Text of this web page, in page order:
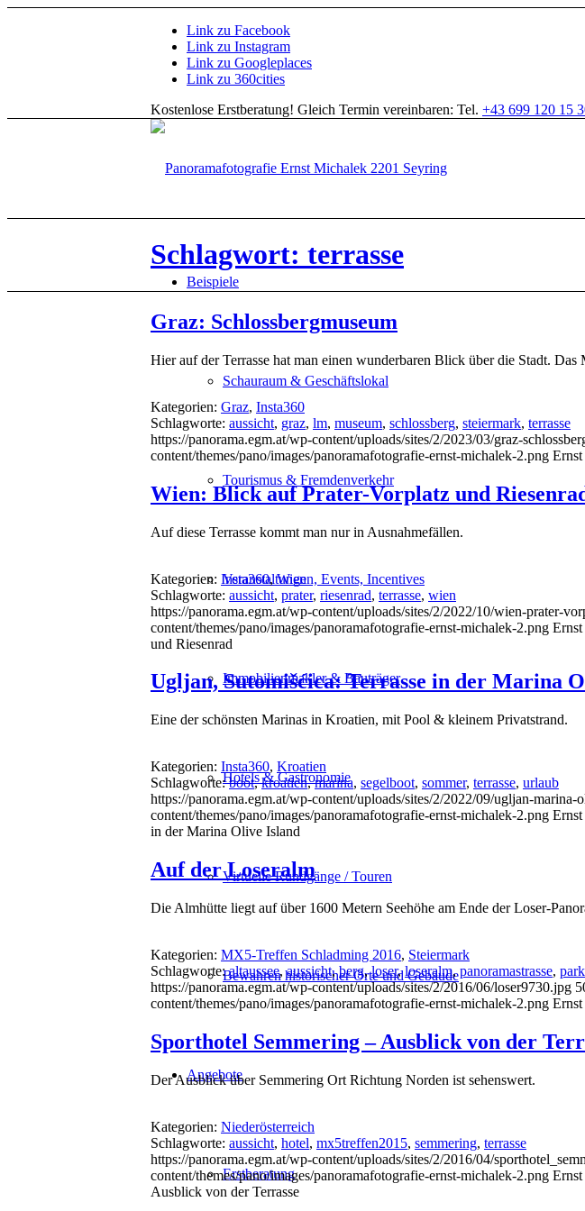
Link zu Facebook
Link zu Instagram
Link zu Googleplaces
Link zu 360cities
Kostenlose Erstberatung! Gleich Termin vereinbaren: Tel. +43 699 120 15
Beispiele
Schauraum & Geschäftslokal
Tourismus & Fremdenverkehr
Veranstaltungen, Events, Incentives
Immobilienmakler & Bauträger
Hotels & Gastronomie
Virtuelle Rundgänge / Touren
Bewahren historischer Orte und Gebäude
Angebote
Erstberatung
Schlagwort: terrasse
Graz: Schlossbergmuseum
Hier auf der Terrasse hat man einen wunderbaren Blick über die Stadt. Das
Kategorien: Graz, Insta360
Schlagworte: aussicht, graz, lm, museum, schlossberg, steiermark, terrasse
https://panorama.egm.at/wp-content/uploads/sites/2/2023/03/graz-
content/themes/pano/images/panoramafotografie-ernst-michalek-2.png
Wien: Blick auf Prater-Vorplatz und
Auf diese Terrasse kommt man nur in Ausnahmefällen.
Kategorien: Insta360,Wien
Schlagworte: aussicht, prater, riesenrad, terrasse, wien
https://panorama.egm.at/wp-content/uploads/sites/2/2022/10/wien-prater-
content/themes/pano/images/panoramafotografie-ernst-michalek-2.png
und Riesenrad
Ugljan, Sutomišćica: Terrasse in der Marina
Eine der schönsten Marinas in Kroatien, mit Pool & kleinem Privatstrand.
Kategorien: Insta360, Kroatien
Schlagworte:boot,kroatien,marina, segelboot, sommer, terrasse, urlaub
https://panorama.egm.at/wp-content/uploads/sites/2/2022/09/ugljan-marina-
content/themes/pano/images/panoramafotografie-ernst-michalek-2.png
in der Marina Olive Island
Auf der Loseralm
Die Almhütte liegt auf über 1600 Metern Seehöhe am Ende der Loser-
Kategorien: MX5-Treffen Schladming 2016, Steiermark
Schlagworte:altaussee,aussicht,berg,loser,loseralm,panoramastrasse,
https://panorama.egm.at/wp-content/uploads/sites/2/2016/06/loser9730.jpg
content/themes/pano/images/panoramafotografie-ernst-michalek-2.png
Sporthotel Semmering – Ausblick von der
Der Ausblick über Semmering Ort Richtung Norden ist sehenswert.
Kategorien: Niederösterreich
Schlagworte: aussicht, hotel, mx5treffen2015, semmering, terrasse
https://panorama.egm.at/wp-content/uploads/sites/2/2016/04/
content/themes/pano/images/panoramafotografie-ernst-michalek-2.png
Ausblick von der Terrasse